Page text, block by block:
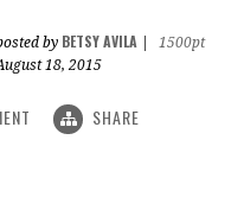
by BETSY AVILA
1500pt
18, 2015
SHARE